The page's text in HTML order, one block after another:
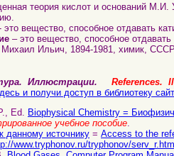
теория кислот и оснований М.И.
это вещество, способное отдавать
– это вещество, способное
Ильич, 1894-1981, химик,
Иллюстрации. References.
и получи доступ в библиотеку
Ed. Biophysical Chemistry =
учебное пособие
данному источнику = Access to the
www.tryphonov.ru/tryphonov/